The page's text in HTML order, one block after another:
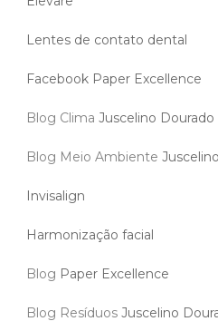
Lentes de contato dental
Facebook Paper Excellence
Blog Clima Juscelino Dourado
Blog Meio Ambiente
Invisalign
Harmonização facial
Blog Paper Excellence
Blog Resíduos Juscelino